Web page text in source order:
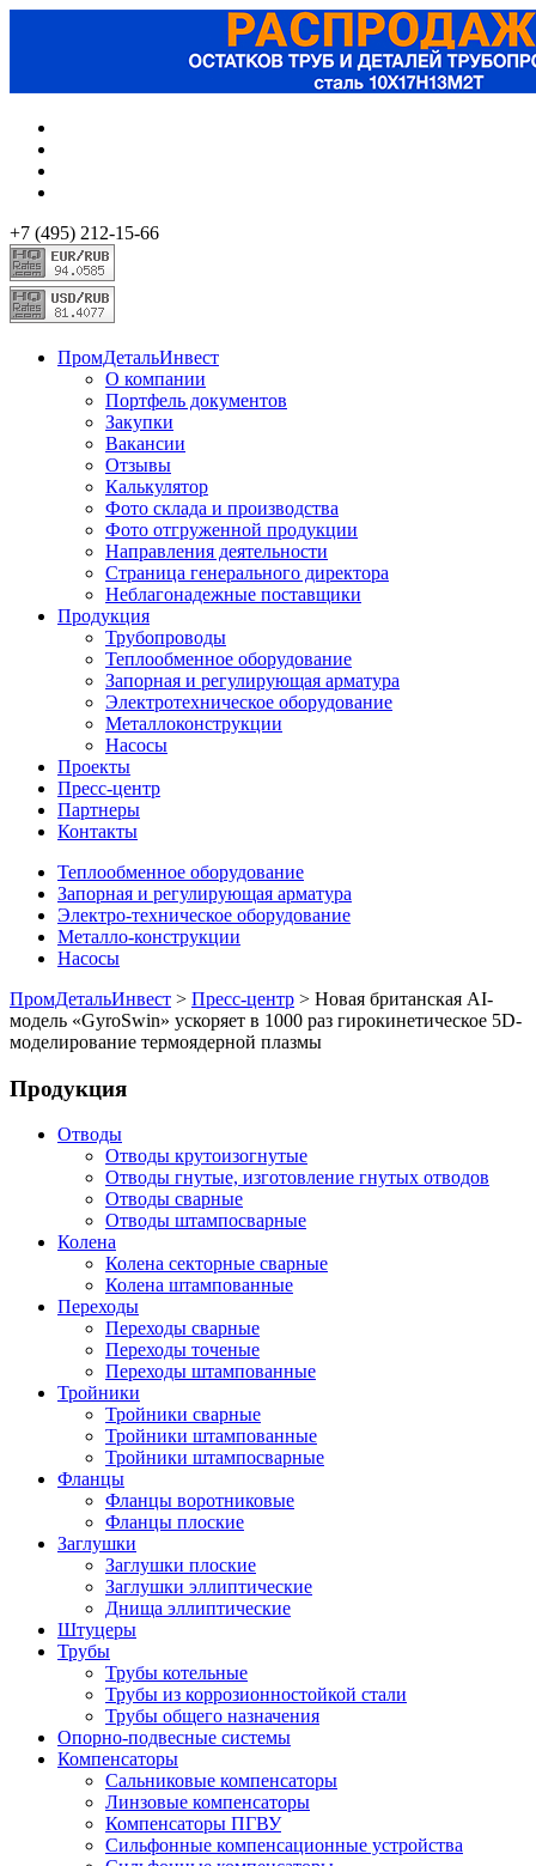
+7 (495) 212-15-66
ПромДетальИнвест
О компании
Портфель документов
Закупки
Вакансии
Отзывы
Калькулятор
Фото склада и производства
Фото отгруженной продукции
Направления деятельности
Страница генерального директора
Неблагонадежные поставщики
Продукция
Трубопроводы
Теплообменное оборудование
Запорная и регулирующая арматура
Электротехническое оборудование
Металлоконструкции
Насосы
Проекты
Пресс-центр
Партнеры
Контакты
Теплообменное оборудование
Запорная и регулирующая арматура
Электро-техническое оборудование
Металло-конструкции
Насосы
ПромДетальИнвест > Пресс-центр > Новая британская AI-
модель «GyroSwin» ускоряет в 1000 раз гирокинетическое 5D-
моделирование термоядерной плазмы
Продукция
Отводы
Отводы крутоизогнутые
Отводы гнутые, изготовление гнутых отводов
Отводы сварные
Отводы штампосварные
Колена
Колена секторные сварные
Колена штампованные
Переходы
Переходы сварные
Переходы точеные
Переходы штампованные
Тройники
Тройники сварные
Тройники штампованные
Тройники штампосварные
Фланцы
Фланцы воротниковые
Фланцы плоские
Заглушки
Заглушки плоские
Заглушки эллиптические
Днища эллиптические
Штуцеры
Трубы
Трубы котельные
Трубы из коррозионностойкой стали
Трубы общего назначения
Опорно-подвесные системы
Компенсаторы
Сальниковые компенсаторы
Линзовые компенсаторы
Компенсаторы ПГВУ
Сильфонные компенсационные устройства